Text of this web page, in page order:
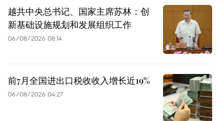
越共中央总书记、国家主席苏林：创
新基础设施规划和发展组织工作
06/08/2026 08:14
前7月全国进出口税收收入增长近19%
06/08/2026 04:27